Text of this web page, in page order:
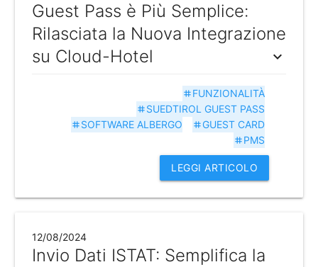
Guest Pass è Più Semplice:
Rilasciata la Nuova Integrazione
su Cloud-Hotel
expand_more
tag FUNZIONALITÀ
tag SUEDTIROL GUEST PASS
tag GUEST CARD
tag SOFTWARE ALBERGO
tag PMS
LEGGI ARTICOLO
12/08/2024
Invio Dati ISTAT: Semplifica la